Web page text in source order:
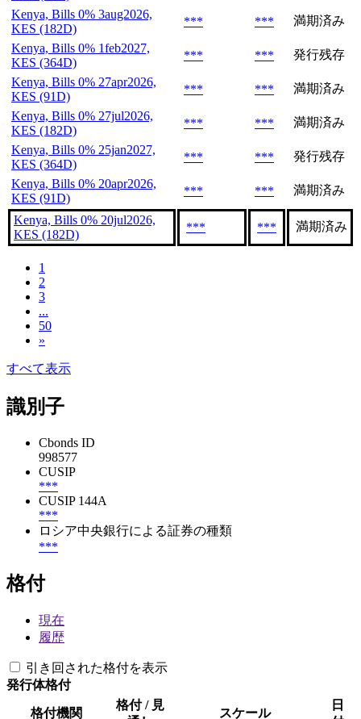
Kenya, Bills 0% 3aug2026,
KES (182D)
*** ***
満期済み
Kenya, Bills 0% 1feb2027,
KES (364D)
*** ***
発行残存
Kenya, Bills 0% 27apr2026,
KES (91D)
*** ***
満期済み
Kenya, Bills 0% 27jul2026,
KES (182D)
*** ***
満期済み
Kenya, Bills 0% 25jan2027,
KES (364D)
*** ***
発行残存
Kenya, Bills 0% 20apr2026,
KES (91D)
*** *** 満期済み
Kenya, Bills 0% 20jul2026,
KES (182D)
*** *** 満期済み
1
2
3
...
50
»
すべて表示
識別子
Cbonds ID
998577
CUSIP
***
CUSIP 144A
***
ロシア中央銀行による証券の種類
***
格付
現在
履歴
引き回された格付を表示
発行体格付
格付機関
格付 / 見
スケール
日